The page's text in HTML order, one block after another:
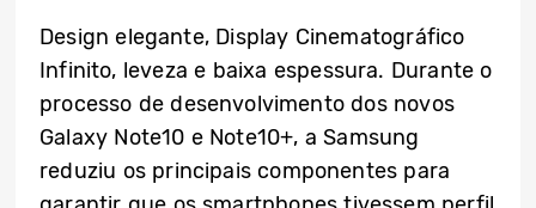
Design elegante, Display Cinematográfico
Infinito, leveza e baixa espessura. Durante o
processo de desenvolvimento dos novos
Galaxy Note10 e Note10+, a Samsung
reduziu os principais componentes para